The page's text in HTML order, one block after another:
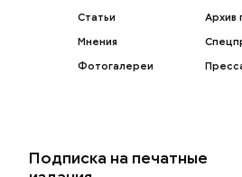
Статьи
Мнения
Фотогалереи
Архив
Подписка на печатные